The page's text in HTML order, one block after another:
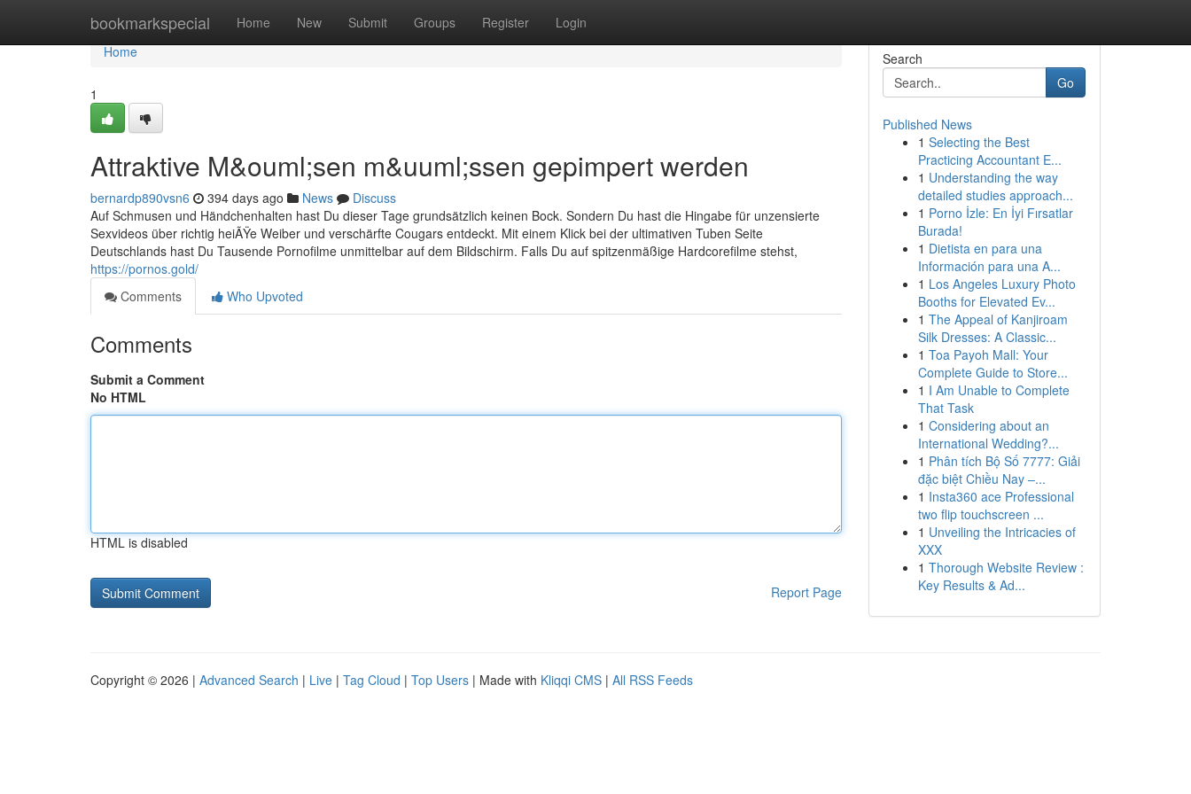
bookmarkspecial Home New Submit Groups Register Login
Home
Home
1
Attraktive M&ouml;sen m&uuml;ssen gepimpert werden
bernardp890vsn6 394 days ago News
Discuss
Auf Schmusen und Händchenhalten hast Du dieser Tage grundsätzlich keinen Bock. Sondern Du hast die Hingabe für unzensierte
Sexvideos über richtig heiÃŸe Weiber und verschärfte Cougars entdeckt. Mit einem Klick bei der ultimativen Tuben Seite
Deutschlands hast Du Tausende Pornofilme unmittelbar auf dem Bildschirm. Falls Du auf spitzenmäßige Hardcorefilme stehst,
https://pornos.gold/
Comments
Who Upvoted
Comments
Submit a Comment
No HTML
HTML is disabled
Report Page
Search
Go
Published News
1 Selecting the Best
Practicing Accountant E...
1 Understanding the way
detailed studies approach...
1 Porno İzle: En İyi Fırsatlar
Burada!
1 Dietista en para una
Información para una A...
1 Los Angeles Luxury Photo
Booths for Elevated Ev...
1 The Appeal of Kanjiroam
Silk Dresses: A Classic...
1 Toa Payoh Mall: Your
Complete Guide to Store...
1 I Am Unable to Complete
That Task
1 Considering about an
International Wedding?...
1 Phân tích Bộ Số 7777: Giải
đặc biệt Chiều Nay –...
1 Insta360 ace Professional
two flip touchscreen ...
1 Unveiling the Intricacies of
XXX
1 Thorough Website Review :
Key Results & Ad...
Copyright © 2026 | Advanced Search | Live | Tag Cloud | Top Users | Made with Kliqqi CMS | All RSS Feeds